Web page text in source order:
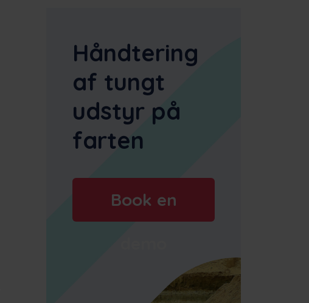
Håndtering
af tungt
udstyr på
farten
Book en